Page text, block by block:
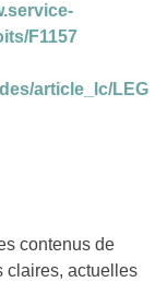
F1157
article_lc/LEG
contenus de
claires, actuelles